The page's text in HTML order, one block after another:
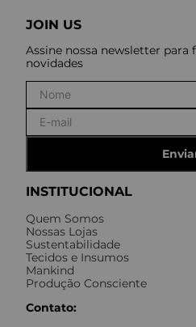
INSTITUCIONAL
Quem Somos
Nossas Lojas
Sustentabilidade
Tecidos e Insumos
Mankind
Produção Consciente
Contato:
JOIN US
Assine nossa newsletter para
novidades